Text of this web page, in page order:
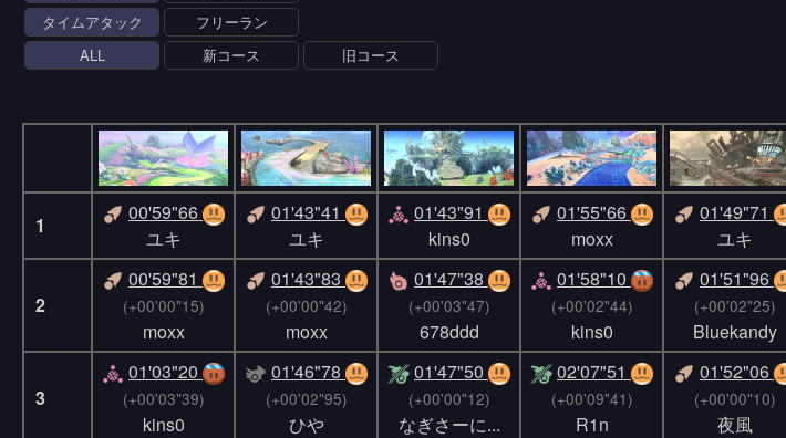
タイムアタック
フリーラン
ALL
新コース 旧コース
1
00'59"66
ユキ
01'43"41
ユキ
01'43"91
kins0
01'55"66
moxx
01'49"71
ユキ
2
00'59"81
(+00'00"15)
moxx
01'43"83
(+00'00"42)
moxx
01'47"38
(+00'03"47)
678ddd
01'58"10
(+00'02"44)
kins0
01'51"96
(+00'02"25)
Bluekandy
3
01'03"20
(+00'03"39)
kins0
01'46"78
(+00'02"95)
ひや
01'47"50
(+00'00"12)
なぎさーに...
02'07"51
(+00'09"41)
R1n
01'52"06
(+00'00"10)
夜風